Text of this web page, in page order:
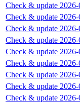
Check & update
Check & update
Check & update
Check & update
Check & update
Check & update
Check & update
Check & update
Check & update